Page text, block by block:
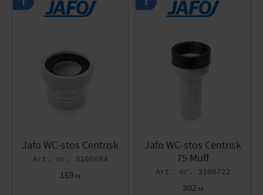
Jafo WC-stos Centrisk
3106684
169 KR
Jafo WC-stos Centrisk
75 Muff
3106722
302 KR